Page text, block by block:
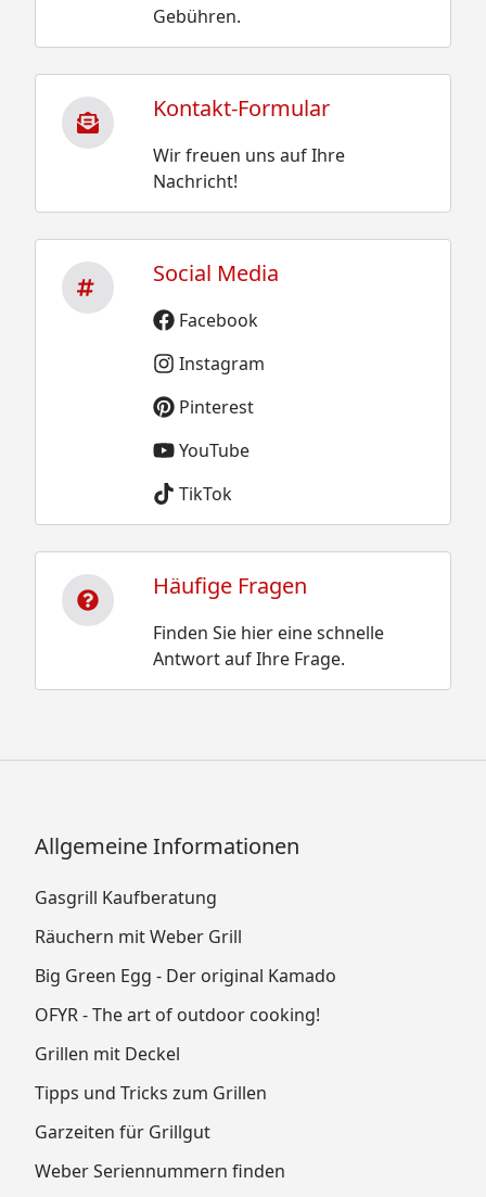
Gebühren.
Kontakt-Formular
Wir freuen uns auf Ihre
Nachricht!
Social Media
Facebook
Instagram
Pinterest
YouTube
TikTok
Häufige Fragen
Finden Sie hier eine schnelle
Antwort auf Ihre Frage.
Allgemeine Informationen
Gasgrill Kaufberatung
Räuchern mit Weber Grill
Big Green Egg - Der original Kamado
OFYR - The art of outdoor cooking!
Grillen mit Deckel
Tipps und Tricks zum Grillen
Garzeiten für Grillgut
Weber Seriennummern finden